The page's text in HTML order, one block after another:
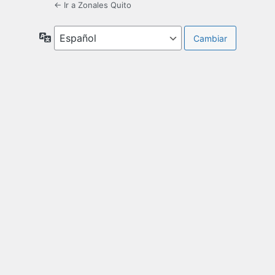
← Ir a Zonales Quito
Idioma